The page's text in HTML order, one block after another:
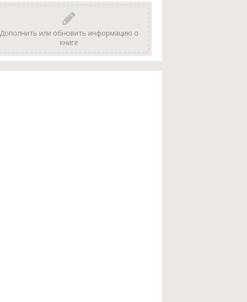
Дополнить или обновить информацию о
книге